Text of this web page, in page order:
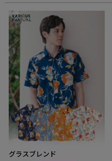
グラスブレンド